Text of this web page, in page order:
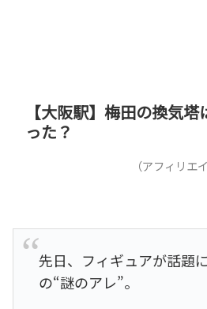
【大阪駅】梅田の換気
った？
（アフィリエ
先日、フィギュアが話題
の“謎のアレ”。